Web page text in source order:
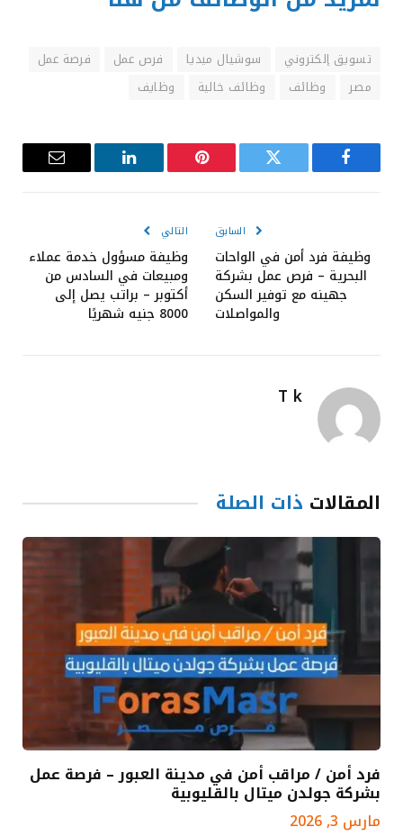
تسويق إلكتروني سوشيال ميديا فرص عمل
فرصة عمل
مصر
وظائف وظائف خالية وظايف
فيسبوك تويتر بينتيريست لينكدإن
البريد
السابق
وظيفة فرد أمن في الواحات
البحرية – فرص عمل بشركة
جهينه مع توفير السكن
والمواصلات
التالي
وظيفة مسؤول خدمة عملاء
ومبيعات في السادس من
أكتوبر – براتب يصل إلى
8000 جنيه شهريًا
T k
المقالات ذات الصلة
فرد أمن / مراقب أمن في مدينة العبور – فرصة عمل
بشركة جولدن ميتال بالقليوبية
مارس 3, 2026